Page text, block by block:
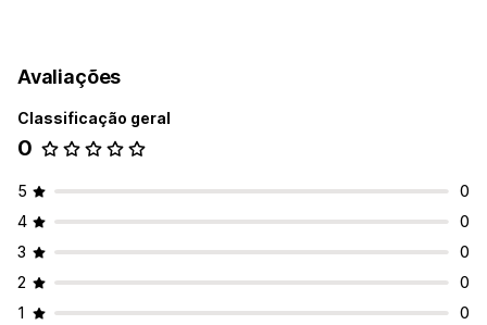
Criação de conteúdo
Geração por IA
Avaliações
Classificação geral
0
5
0
4
0
3
0
2
0
1
0